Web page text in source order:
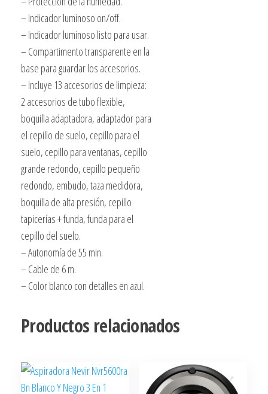
– Indicador luminoso on/off.
– Indicador luminoso listo para usar.
– Compartimento transparente en la
base para guardar los accesorios.
– Incluye 13 accesorios de limpieza:
2 accesorios de tubo flexible,
boquilla adaptadora, adaptador para
el cepillo de suelo, cepillo para el
suelo, cepillo para ventanas, cepillo
grande redondo, cepillo pequeño
redondo, embudo, taza medidora,
boquilla de alta presión, cepillo
tapicerías + funda, funda para el
cepillo del suelo.
– Autonomía de 55 min.
– Cable de 6 m.
– Color blanco con detalles en azul.
Productos relacionados